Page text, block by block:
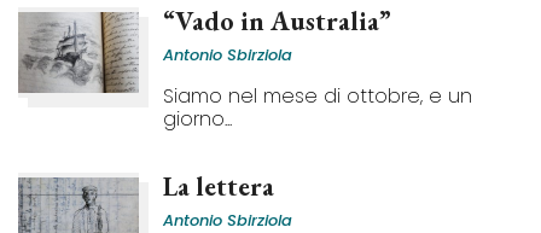
“Vado in Australia”
Antonio Sbirziola
Siamo nel mese di ottobre, e un
giorno...
La lettera
Antonio Sbirziola